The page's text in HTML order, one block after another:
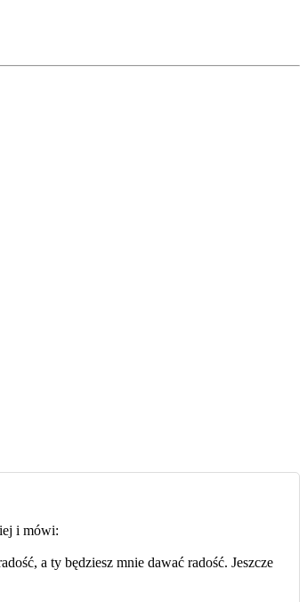
i mówi:
a ty będziesz mnie dawać radość. Jeszcze